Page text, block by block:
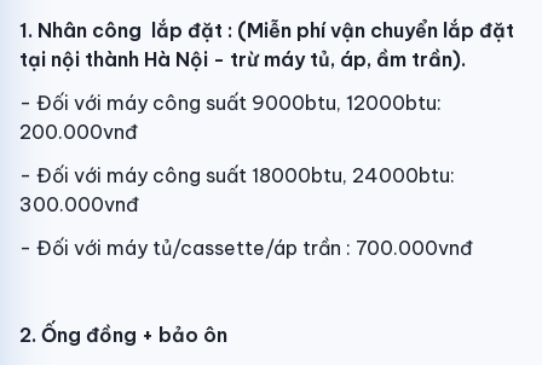
1. Nhân công lắp đặt : (Miễn phí vận chuyển lắp đặt
tại nội thành Hà Nội - trừ máy tủ, áp, ầm trần).
- Đối với máy công suất 9000btu, 12000btu:
200.000vnđ
- Đối với máy công suất 18000btu, 24000btu:
300.000vnđ
- Đối với máy tủ/cassette/áp trần : 700.000vnđ
2. Ống đồng + bảo ôn